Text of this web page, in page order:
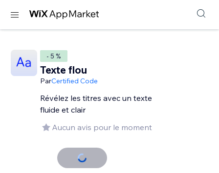
- 5 %
Texte flou
ParCertified Code
Révélez les titres avec un texte
fluide et clair
Aucun avis pour le moment